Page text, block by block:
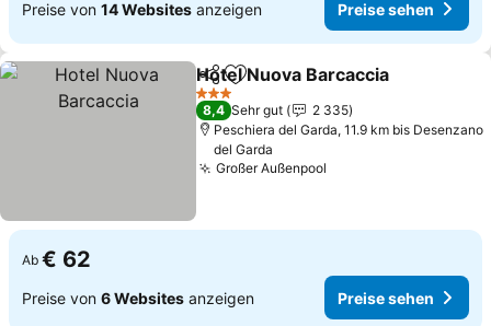
Preise von 14 Websites anzeigen Preise sehen
TeilenZu Favoriten hinzufügen
Hotel Nuova Barcaccia
3 Sterne
8,4 Sehr gut
2 335
Peschiera del Garda, 11.9 km bis Desenzano
del Garda
Großer Außenpool
Ab € 62
Preise von 6 Websites anzeigen Preise sehen